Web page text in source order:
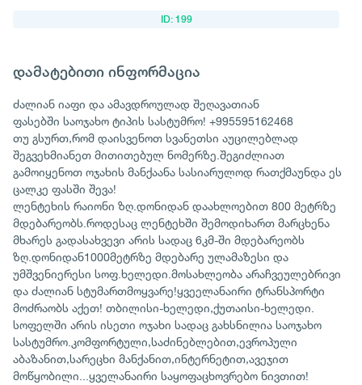
ID: 199
დამატებითი ინფორმაცია
ძალიან იაფი და ამავდროულად შეღავათიან
ფასებში საოჯახო ტიპის სასტუმრო! +995595162468
თუ გსურთ,რომ დაისვენოთ სვანეთსი აუცილებლად
შეგვეხმიანეთ მითითებულ ნომერზე.შეგიძლიათ
გამოიყენოთ ოჯახის მანქაანა სასიარულოდ რათქმაუნდა ეს
ცალკე ფასში შევა!
ლენტეხის რაიონი ზღ.დონიდან დაახლოებით 800 მეტრზე
მდებარეობს.როდესაც ლენტეხში შემოდიხართ მარცხენა
მხარეს გადასახვევი არის სადაც 6კმ-ში მდებარეობს
ზღ.დონიდან1000მეტრზე მდებარე ულამაზესი და
უმშვენიერესი სოფ.ხელედი.მოსახლეობა არაჩვეულებრივი
და ძალიან სტუმართმოყვარე!ყვეელანაირი ტრანსპორტი
მოძრაობს აქეთ! თბილისი-ხელედი,ქუთაისი-ხელედი.
სოფელში არის ისეთი ოჯახი სადაც გახსნილია საოჯახო
სასტუმრო.კომფორტული,საძინებლებით,ევროპული
აბაზანით,სარეცხი მანქანით,ინტერნეტით,ავეჯით
მოწყობილი...ყველანაირი საყოფაცხოვრებო ნივთით!